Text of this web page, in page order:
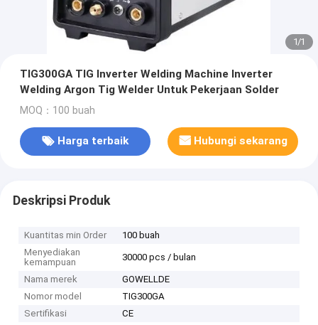
1/1
TIG300GA TIG Inverter Welding Machine Inverter
Welding Argon Tig Welder Untuk Pekerjaan Solder
MOQ：100 buah
Harga terbaik Hubungi sekarang
Deskripsi Produk
Kuantitas min Order
100 buah
Menyediakan
kemampuan
30000 pcs / bulan
Nama merek
GOWELLDE
Nomor model
TIG300GA
Sertifikasi
CE